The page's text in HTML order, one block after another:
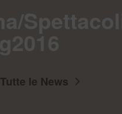
Tutte le News